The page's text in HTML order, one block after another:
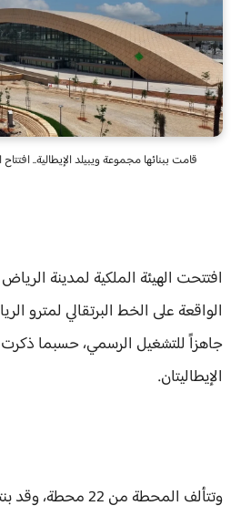
قامت ببنائها مجموعة ويبيلد الإيطالية..
افتتحت الهيئة الملكية لمدينة
الواقعة على الخط البرتقالي لمترو
جاهزاً للتشغيل الرسمي، حسبما ذكرت
الإيطاليتان.
وتتألف المحطة من 22